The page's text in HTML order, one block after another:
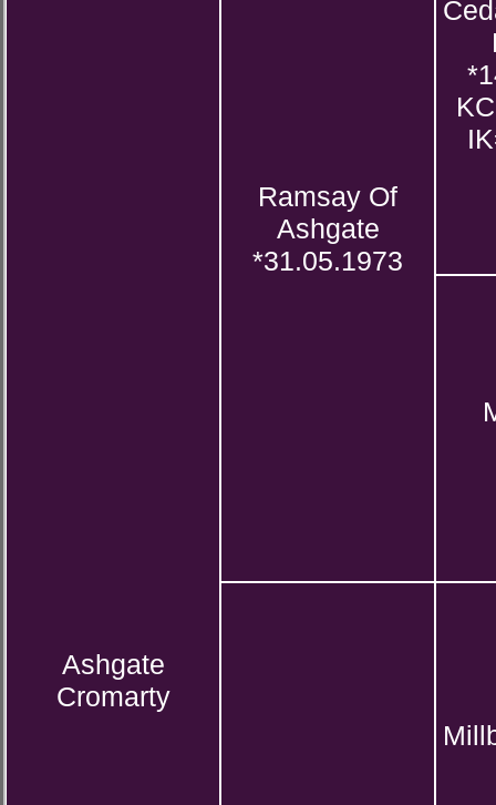
Ashgate
Cromarty
Ramsay Of
Ashgate
*31.05.1973